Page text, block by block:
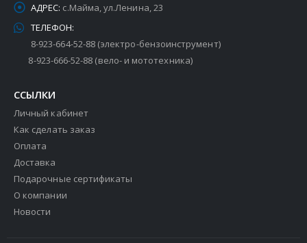
АДРЕС: с.Майма, ул.Ленина, 23
ТЕЛЕФОН:
8-923-664-52-88 (электро-бензоинструмент)
8-923-666-52-88 (вело- и мототехника)
ССЫЛКИ
Личный кабинет
Как сделать заказ
Оплата
Доставка
Подарочные сертификаты
О компании
Новости